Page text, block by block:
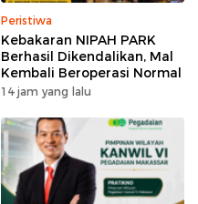
Peristiwa
Kebakaran NIPAH PARK
Berhasil Dikendalikan, Mal
Kembali Beroperasi Normal
14 jam yang lalu